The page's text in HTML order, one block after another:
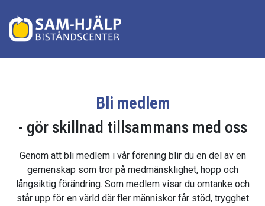
Bli medlem
- gör skillnad tillsammans med oss
Genom att bli medlem i vår förening blir du en del av en
gemenskap som tror på medmänsklighet, hopp och
långsiktig förändring. Som medlem visar du omtanke och
står upp för en värld där fler människor får stöd, trygghet